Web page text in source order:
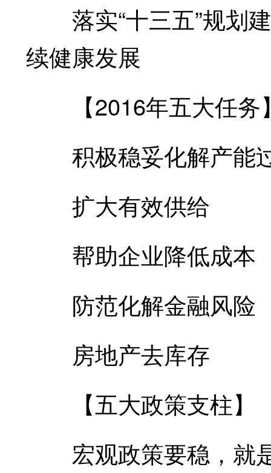
落实“十三五”规划建
续健康发展
【2016年五大任务
积极稳妥化解产能
扩大有效供给
帮助企业降低成本
防范化解金融风险
房地产去库存
【五大政策支柱】
宏观政策要稳，就